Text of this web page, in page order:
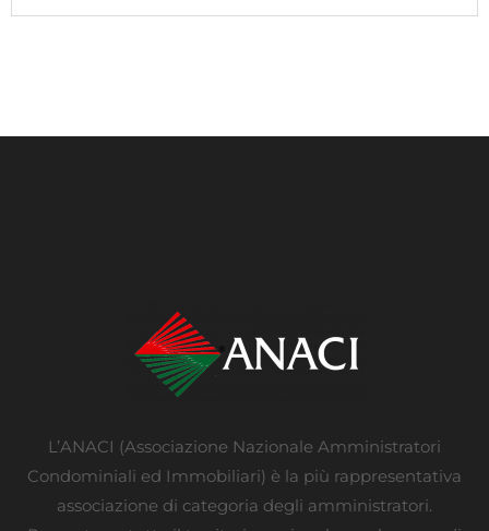
L’ANACI (Associazione Nazionale Amministratori
Condominiali ed Immobiliari) è la più rappresentativa
associazione di categoria degli amministratori.